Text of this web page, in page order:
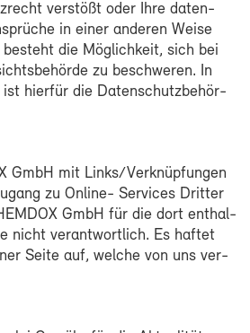
ver­stößt oder Ih­re da­ten­
in ei­ner an­de­ren Wei­se
die Mög­lich­keit, sich bei
zu be­schwe­ren. In
ist hier­für die Da­ten­schutz­be­hör­
GmbH mit Links/Ver­knüp­fun­gen
zu Online-​ Ser­vices Drit­ter
GmbH für die dort ent­hal­
nicht ver­ant­wort­lich. Es haf­tet
Sei­te auf, wel­che von uns ver­